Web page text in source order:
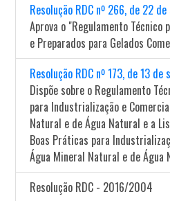
Resolução RDC nº 266, de 22
Aprova o "Regulamento Técnico
e Preparados para Gelados
Resolução RDC nº 173, de 13
Dispõe sobre o Regulamento
para Industrialização e
Natural e de Água Natural e a
Boas Práticas para
Água Mineral Natural e de Água
Resolução RDC - 2016/2004